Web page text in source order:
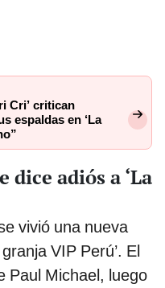
Cri’ critican
espaldas en ‘La
dice adiós a ‘La
vivió una nueva
VIP Perú’. El
Paul Michael, luego